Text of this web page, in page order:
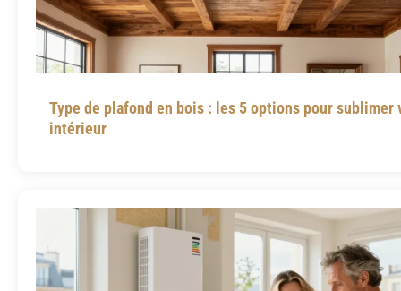
Type de plafond en bois : les 5 options pour sublimer
intérieur